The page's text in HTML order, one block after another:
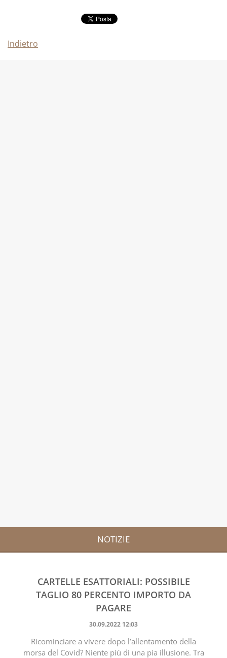
Indietro
NOTIZIE
CARTELLE ESATTORIALI: POSSIBILE
TAGLIO 80 PERCENTO IMPORTO DA
PAGARE
30.09.2022 12:03
Ricominciare a vivere dopo l’allentamento della
morsa del Covid? Niente più di una pia illusione. Tra